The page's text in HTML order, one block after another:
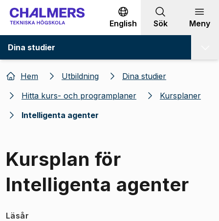
Gå till innehållet
English Sök Meny
Dina studier
Hem Utbildning
Dina studier
Hitta kurs- och programplaner
Kursplaner
Intelligenta agenter
Kursplan för
Intelligenta agenter
Läsår